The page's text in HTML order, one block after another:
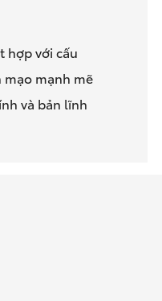
hợp với cấu
mạnh mẽ
và bản lĩnh